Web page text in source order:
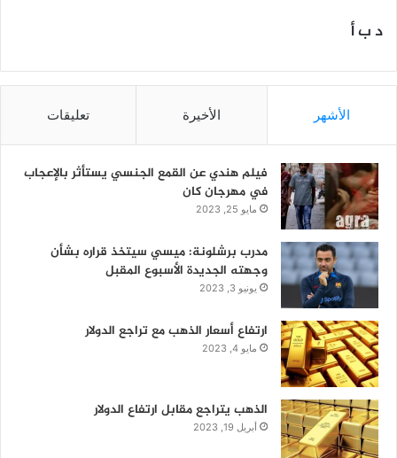
د ب أ
الأشهر الأخيرة تعليقات
فيلم هندي عن القمع الجنسي يستأثر بالإعجاب
في مهرجان كان
مايو 25, 2023
مدرب برشلونة: ميسي سيتخذ قراره بشأن
وجهته الجديدة الأسبوع المقبل
يونيو 3, 2023
ارتفاع أسعار الذهب مع تراجع الدولار
مايو 4, 2023
الذهب يتراجع مقابل ارتفاع الدولار
أبريل 19, 2023